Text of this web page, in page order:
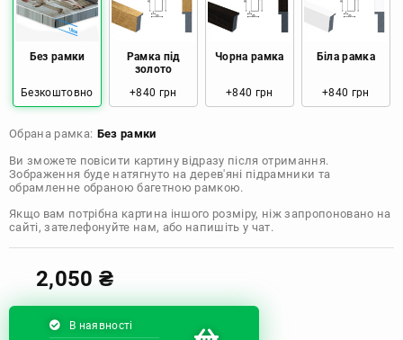
Розмір: 80x120 Ціна: 2050 грн
Без рамки
Безкоштовно
Рамка під
золото
+840 грн
Чорна рамка
+840 грн
Біла рамка
+840 грн
Обрана рамка: Без рамки
Ви зможете повісити картину відразу після отримання.
Зображення буде натягнуто на дерев'яні підрамники та
обрамленне обраною багетною рамкою.
Якщо вам потрібна картина іншого розміру, ніж запропоновано на
сайті, зателефонуйте нам, або напишіть у чат.
2,050 ₴
В наявності